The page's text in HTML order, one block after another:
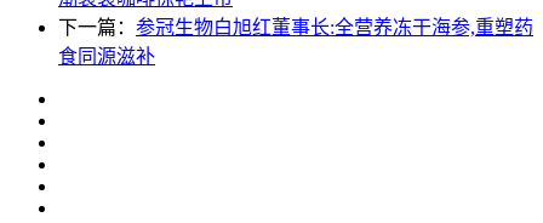
下一篇： 参冠生物白旭红董事长:全营养冻干海参,重塑药
食同源滋补